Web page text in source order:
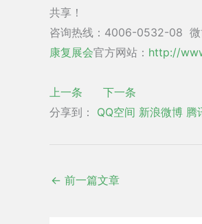
共享！
咨询热线：4006-0532-08 微
康复展会官方网站： http://
上一条
下一条
分享到：
QQ空间 新浪微博 腾
← 前一篇文章